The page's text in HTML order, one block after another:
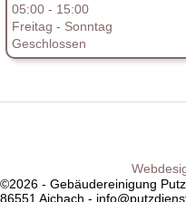
05:00 - 15:00
Freitag - Sonntag
Geschlossen
©2026 - Gebäudereinigung
86551 Aichach -